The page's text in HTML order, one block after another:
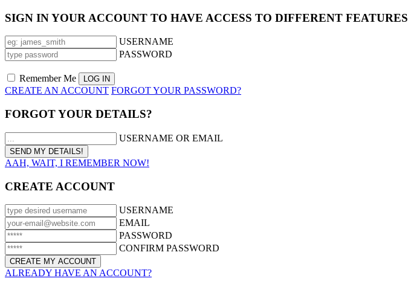
SIGN IN YOUR ACCOUNT TO HAVE ACCESS TO DIFFERENT FEATURES
USERNAME
PASSWORD
Remember Me
CREATE AN ACCOUNT FORGOT YOUR PASSWORD?
FORGOT YOUR DETAILS?
USERNAME OR EMAIL
AAH, WAIT, I REMEMBER NOW!
CREATE ACCOUNT
USERNAME
EMAIL
PASSWORD
CONFIRM PASSWORD
ALREADY HAVE AN ACCOUNT?